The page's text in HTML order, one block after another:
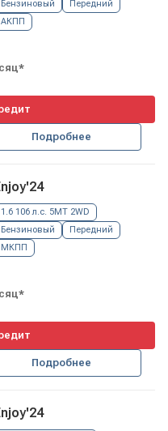
Бензиновый
Передний
АКПП
Подробнее
1.6 106 л.с. 5MT 2WD
Бензиновый
Передний
МКПП
Подробнее